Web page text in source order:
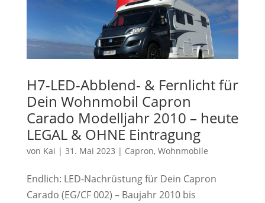
H7-LED-Abblend- & Fernlicht für
Dein Wohnmobil Capron
Carado Modelljahr 2010 – heute
LEGAL & OHNE Eintragung
von Kai | 31. Mai 2023 | Capron, Wohnmobile
Endlich: LED-Nachrüstung für Dein Capron
Carado (EG/CF 002) – Baujahr 2010 bis